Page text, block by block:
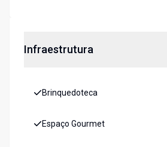
Infraestrutura
Brinquedoteca
Espaço Gourmet